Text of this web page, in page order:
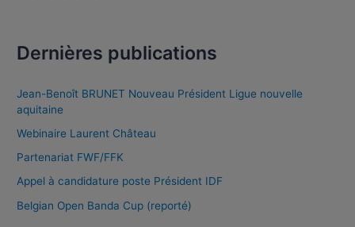
Dernières publications
Jean-Benoît BRUNET Nouveau Président Ligue nouvelle
aquitaine
Webinaire Laurent Château
Partenariat FWF/FFK
Appel à candidature poste Président IDF
Belgian Open Banda Cup (reporté)